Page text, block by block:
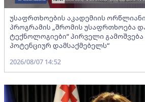
უსაფრთხოების აკადემიის
პროგრამის „შრომის უსაფრთხოება
ტექნოლოგიები“ პირველი გამოშვება
პოტენციურ დამსაქმებელს“
2026/08/07 14:52